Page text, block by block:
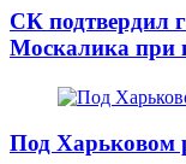
СК подтвердил
Москалика при
Под Харьковом